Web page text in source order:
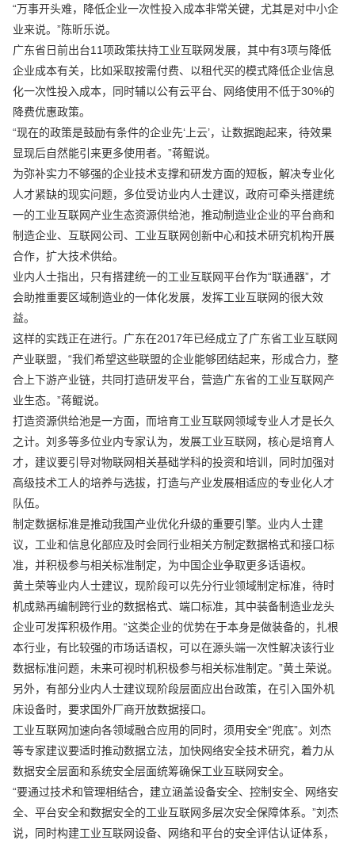
“万事开头难，降低企业一次性投入成本非常关键，尤其是对中小企
业来说。”陈昕乐说。
广东省日前出台11项政策扶持工业互联网发展，其中有3项与降低
企业成本有关，比如采取按需付费、以租代买的模式降低企业信息
化一次性投入成本，同时辅以公有云平台、网络使用不低于30%的
降费优惠政策。
“现在的政策是鼓励有条件的企业先‘上云’，让数据跑起来，待效果
显现后自然能引来更多使用者。”蒋鲲说。
为弥补实力不够强的企业技术支撑和研发方面的短板，解决专业化
人才紧缺的现实问题，多位受访业内人士建议，政府可牵头搭建统
一的工业互联网产业生态资源供给池，推动制造业企业的平台商和
制造企业、互联网公司、工业互联网创新中心和技术研究机构开展
合作，扩大技术供给。
业内人士指出，只有搭建统一的工业互联网平台作为“联通器”，才
会助推重要区域制造业的一体化发展，发挥工业互联网的很大效
益。
这样的实践正在进行。广东在2017年已经成立了广东省工业互联网
产业联盟，“我们希望这些联盟的企业能够团结起来，形成合力，整
合上下游产业链，共同打造研发平台，营造广东省的工业互联网产
业生态。”蒋鲲说。
打造资源供给池是一方面，而培育工业互联网领域专业人才是长久
之计。刘多等多位业内专家认为，发展工业互联网，核心是培育人
才，建议要引导对物联网相关基础学科的投资和培训，同时加强对
高级技术工人的培养与选拔，打造与产业发展相适应的专业化人才
队伍。
制定数据标准是推动我国产业优化升级的重要引擎。业内人士建
议，工业和信息化部应及时会同行业相关方制定数据格式和接口标
准，并积极参与相关标准制定，为中国企业争取更多话语权。
黄土荣等业内人士建议，现阶段可以先分行业领域制定标准，待时
机成熟再编制跨行业的数据格式、端口标准，其中装备制造业龙头
企业可发挥积极作用。“这类企业的优势在于本身是做装备的，扎根
本行业，有比较强的市场话语权，可以在源头端一次性解决该行业
数据标准问题，未来可视时机积极参与相关标准制定。”黄土荣说。
另外，有部分业内人士建议现阶段层面应出台政策，在引入国外机
床设备时，要求国外厂商开放数据接口。
工业互联网加速向各领域融合应用的同时，须用安全“兜底”。刘杰
等专家建议要适时推动数据立法，加快网络安全技术研究，着力从
数据安全层面和系统安全层面统筹确保工业互联网安全。
“要通过技术和管理相结合，建立涵盖设备安全、控制安全、网络安
全、平台安全和数据安全的工业互联网多层次安全保障体系。”刘杰
说，同时构建工业互联网设备、网络和平台的安全评估认证体系，